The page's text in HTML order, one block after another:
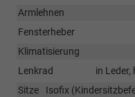
Armlehnen
Fensterheber
Klimatisierung
Lenkrad
in
Sitze
Isofix